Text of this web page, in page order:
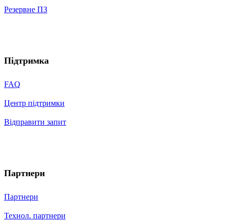
Резервне ПЗ
Підтримка
FAQ
Центр підтримки
Відправити запит
Партнери
Партнери
Технол. партнери